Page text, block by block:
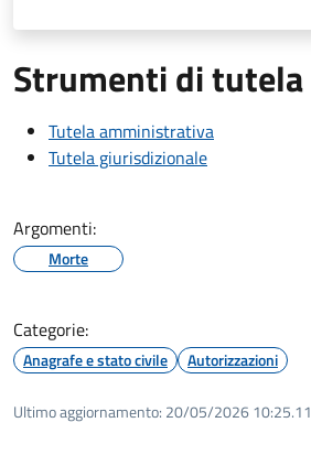
Strumenti di tutela
Tutela amministrativa
Tutela giurisdizionale
Argomenti:
Morte
Categorie:
Anagrafe e stato civile Autorizzazioni
Ultimo aggiornamento: 20/05/2026 10:25.11